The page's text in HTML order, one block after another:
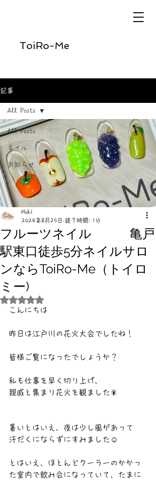
ToiRo-Me
記事
All Posts
ネイル
お知らせ
All Posts
フルーツネイル 亀戸
駅東口徒歩5分ネイルサロ
ンならToiRo-Me（トイロ
ミー)
Maki
2024年8月25日 読了時間: 1分
5つ星のうちNaNと評価されています。
こんにちは
昨日は江戸川の花火大会でしたね！
皆様ご覧になったでしょうか？
私も仕事を早く切り上げ、
親戚と集まり花火を観ました🎇
暑いとはいえ、夜は少し風があって
汗だくにならずにすみました☺️
とはいえ、ほとんどクーラーのかかっ
た室内で飲み会になっていて、たまに